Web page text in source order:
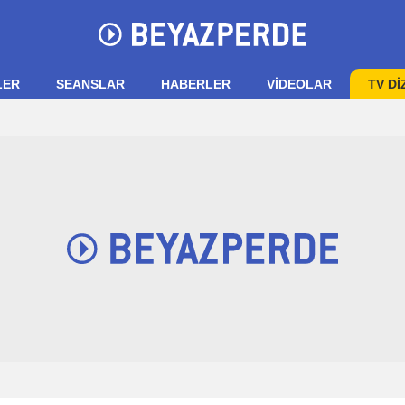
SEANSLAR HABERLER VIDEOLAR TV